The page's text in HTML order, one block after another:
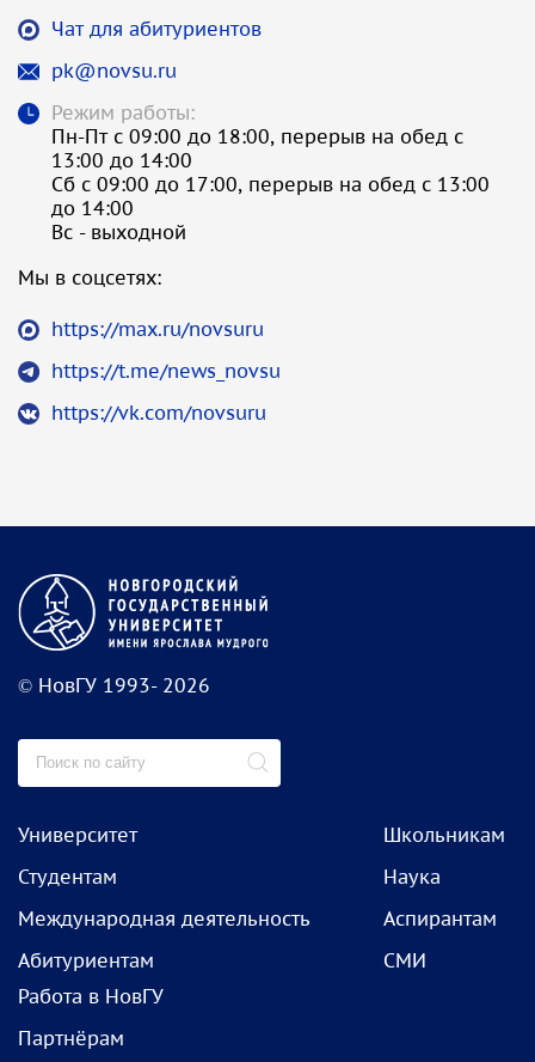
Чат для абитуриентов
pk@novsu.ru
Режим работы:
Пн-Пт с 09:00 до 18:00, перерыв на обед с
13:00 до 14:00
Сб с 09:00 до 17:00, перерыв на обед с 13:00
до 14:00
Вс - выходной
Мы в соцсетях:
https://max.ru/novsuru
https://t.me/news_novsu
https://vk.com/novsuru
© НовГУ 1993- 2026
Университет
Студентам
Международная деятельность
Абитуриентам
Школьникам
Наука
Аспирантам
СМИ
Работа в НовГУ
Партнёрам